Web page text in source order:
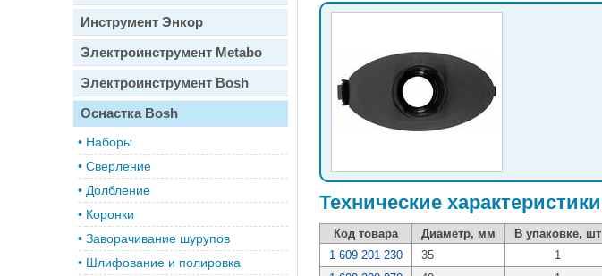
Инструмент Энкор
Электроинструмент Metabo
Электроинструмент Bosh
Оснастка Bosh
• Наборы
• Сверление
• Долбление
• Коронки
• Заворачивание шурупов
• Шлифование и полировка
Технические
Код товара Диаметр, мм В упаковке, шт
1 609 201 230
35 1